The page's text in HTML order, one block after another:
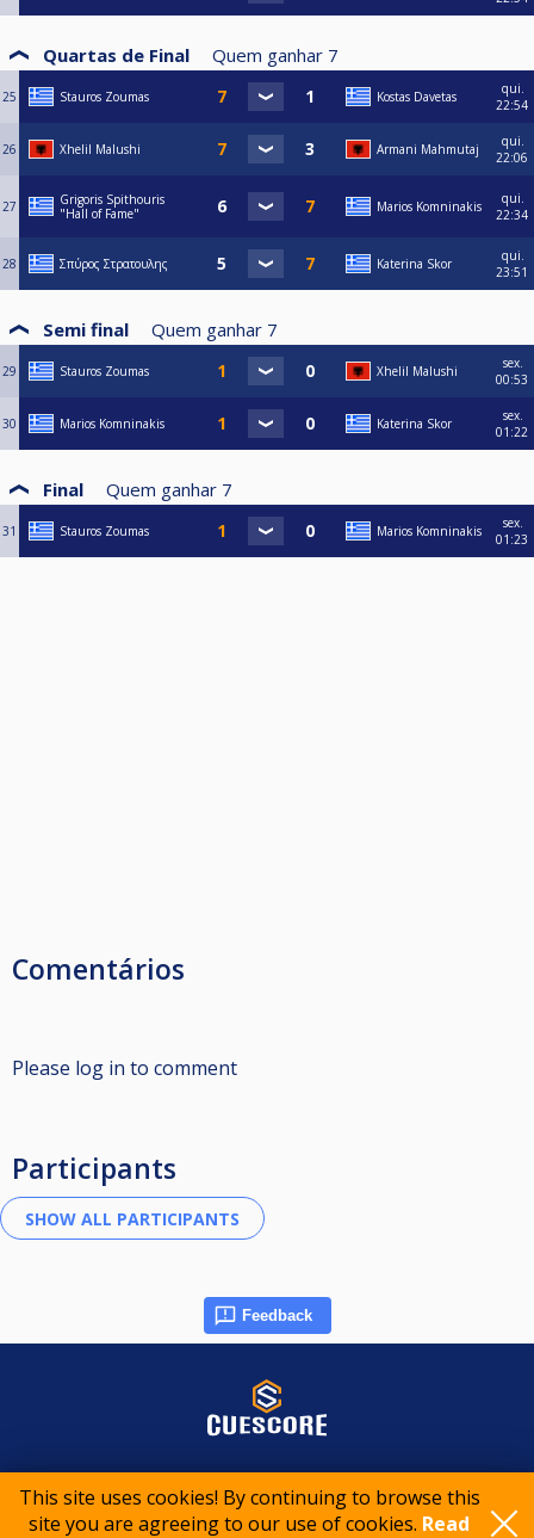
This site uses cookies! By continuing to browse this
site you are agreeing to our use of cookies. Read
Quartas de Final Quem ganhar 7
25 Stauros Zoumas Kostas Davetas
qui.
22:54
26 Xhelil Malushi Armani Mahmutaj
qui.
22:06
27
Grigoris Spithouris
"Hall of Fame"
Marios Komninakis
qui.
22:34
28 Σπύρος Στρατουλης Katerina Skor
qui.
23:51
Semi final Quem ganhar 7
29 Stauros Zoumas Xhelil Malushi
sex.
00:53
30 Marios Komninakis Katerina Skor
sex.
01:22
Final Quem ganhar 7
31 Stauros Zoumas Marios Komninakis
sex.
01:23
Comentários
Please log in to comment
Participants
Feedback
© 2015-2026 CueScore International